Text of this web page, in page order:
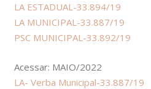
LA ESTADUAL-33.894/19
LA MUNICIPAL-33.887/19
PSC MUNICIPAL-33.892/19
Acessar: MAIO/2022
LA- Verba Municipal-33.887/19